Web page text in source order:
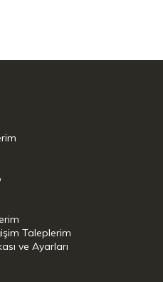
Taleplerim
ve Ayarları